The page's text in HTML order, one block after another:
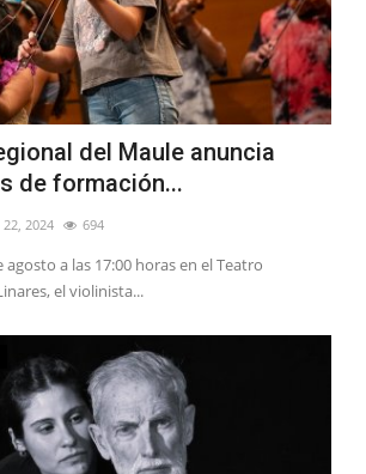
del Maule anuncia
de formación...
2024 694
agosto a las 17:00 horas en el Teatro
el violinista...